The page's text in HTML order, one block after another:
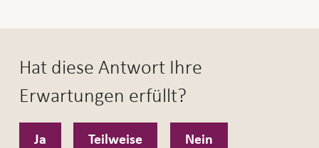
Hat diese Antwort Ihre
Erwartungen erfüllt?
Ja Teilweise Nein